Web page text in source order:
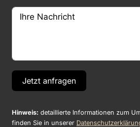
Jetzt anfragen
Hinweis: detaillierte Informationen zum
finden Sie in unserer